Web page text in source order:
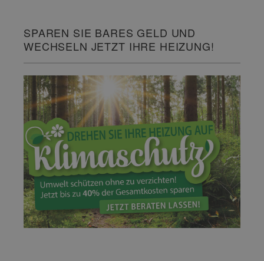
SPAREN SIE BARES GELD UND
WECHSELN JETZT IHRE HEIZUNG!